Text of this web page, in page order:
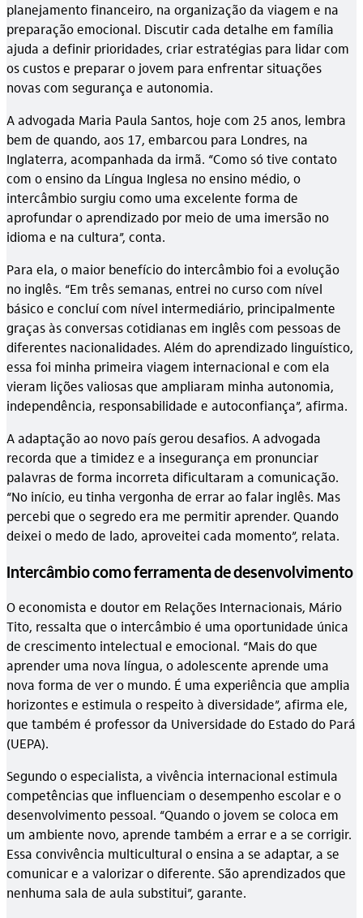
planejamento financeiro, na organização da viagem e na
preparação emocional. Discutir cada detalhe em família
ajuda a definir prioridades, criar estratégias para lidar com
os custos e preparar o jovem para enfrentar situações
novas com segurança e autonomia.
A advogada Maria Paula Santos, hoje com 25 anos, lembra
bem de quando, aos 17, embarcou para Londres, na
Inglaterra, acompanhada da irmã. “Como só tive contato
com o ensino da Língua Inglesa no ensino médio, o
intercâmbio surgiu como uma excelente forma de
aprofundar o aprendizado por meio de uma imersão no
idioma e na cultura”, conta.
Para ela, o maior benefício do intercâmbio foi a evolução
no inglês. “Em três semanas, entrei no curso com nível
básico e concluí com nível intermediário, principalmente
graças às conversas cotidianas em inglês com pessoas de
diferentes nacionalidades. Além do aprendizado linguístico,
essa foi minha primeira viagem internacional e com ela
vieram lições valiosas que ampliaram minha autonomia,
independência, responsabilidade e autoconfiança”, afirma.
A adaptação ao novo país gerou desafios. A advogada
recorda que a timidez e a insegurança em pronunciar
palavras de forma incorreta dificultaram a comunicação.
“No início, eu tinha vergonha de errar ao falar inglês. Mas
percebi que o segredo era me permitir aprender. Quando
deixei o medo de lado, aproveitei cada momento”, relata.
Intercâmbio como ferramenta de desenvolvimento
O economista e doutor em Relações Internacionais, Mário
Tito, ressalta que o intercâmbio é uma oportunidade única
de crescimento intelectual e emocional. “Mais do que
aprender uma nova língua, o adolescente aprende uma
nova forma de ver o mundo. É uma experiência que amplia
horizontes e estimula o respeito à diversidade”, afirma ele,
que também é professor da Universidade do Estado do Pará
(UEPA).
Segundo o especialista, a vivência internacional estimula
competências que influenciam o desempenho escolar e o
desenvolvimento pessoal. “Quando o jovem se coloca em
um ambiente novo, aprende também a errar e a se corrigir.
Essa convivência multicultural o ensina a se adaptar, a se
comunicar e a valorizar o diferente. São aprendizados que
nenhuma sala de aula substitui”, garante.